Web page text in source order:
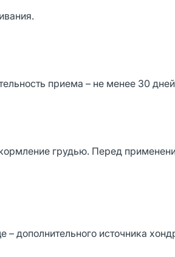
приема – не менее 30
грудью. Перед
дополнительного источника